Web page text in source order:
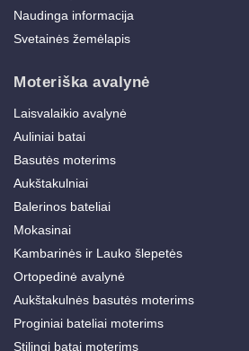
Naudinga informacija
Svetainės žemėlapis
Moteriška avalynė
Laisvalaikio avalynė
Auliniai batai
Basutės moterims
Aukštakulniai
Balerinos bateliai
Mokasinai
Kambarinės ir Lauko šlepetės
Ortopedinė avalynė
Aukštakulnės basutės moterims
Proginiai bateliai moterims
Stilingi batai moterims